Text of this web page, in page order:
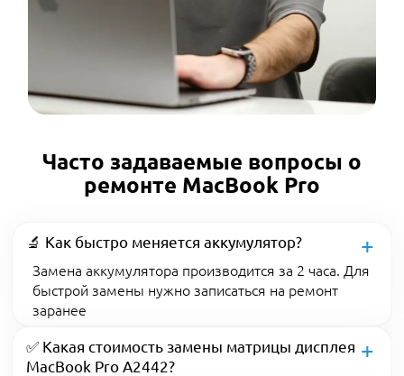
Часто задаваемые вопросы о
ремонте MacBook Pro
🔬 Как быстро меняется аккумулятор?
Замена аккумулятора производится за 2 часа. Для
быстрой замены нужно записаться на ремонт
заранее
✅ Какая стоимость замены матрицы дисплея
MacBook Pro A2442?